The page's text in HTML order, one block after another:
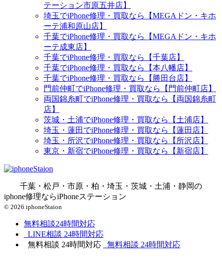
テーション市原五井店】
埼玉でiPhone修理・買取なら【MEGAドン・キホ
ーテ浦和原山店】
千葉でiPhone修理・買取なら【MEGAドン・キホ
ーテ成東店】
千葉でiPhone修理・買取なら【千葉店】
千葉でiPhone修理・買取なら【本八幡店】
千葉でiPhone修理・買取なら【勝田台店】
門前仲町でiPhone修理・買取なら【門前仲町店】
両国錦糸町でiPhone修理・買取なら【両国錦糸町
店】
茨城・土浦でiPhone修理・買取なら【土浦店】
埼玉・蓮田でiPhone修理・買取なら【蓮田店】
埼玉・所沢でiPhone修理・買取なら【所沢店】
東京・新宿でiPhone修理・買取なら【新宿店】
千葉・松戸・市原・柏・埼玉・茨城・土浦・静岡の
iphone修理ならiPhoneステーション
© 2026 iphoneStaion
無料相談24時間対応
LINE相談 24時間対応
無料相談 24時間対応 無料相談 24時間対応